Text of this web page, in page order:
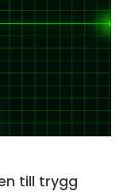
till trygg